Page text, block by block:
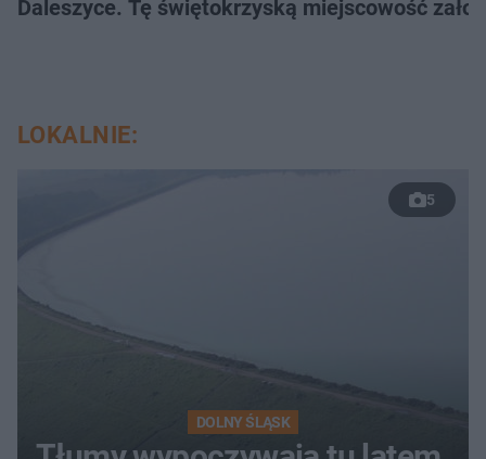
Daleszyce. Tę świętokrzyską miejscowość
LOKALNIE:
5
DOLNY ŚLĄSK